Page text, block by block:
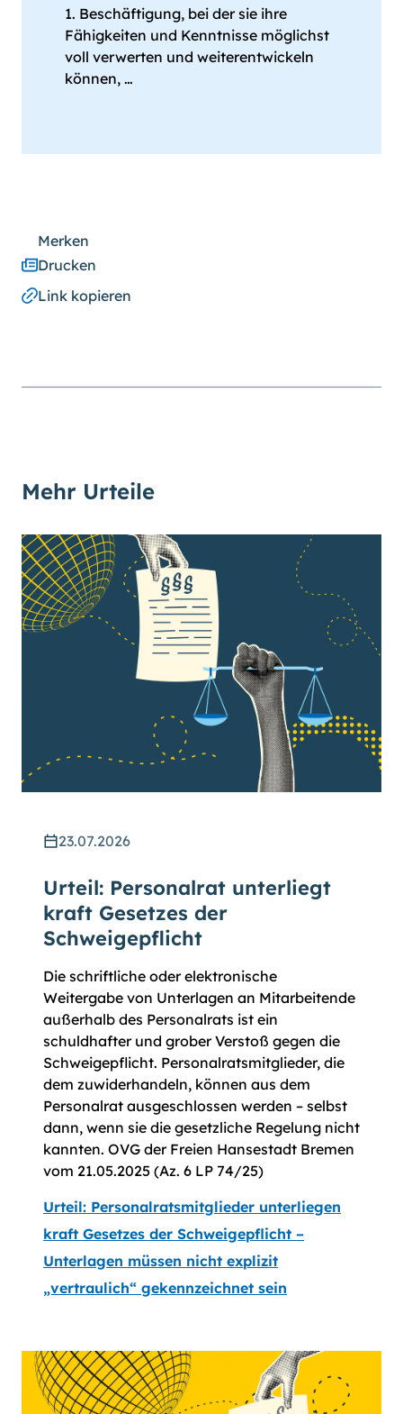
1. Beschäftigung, bei der sie ihre
Fähigkeiten und Kenntnisse möglichst
voll verwerten und weiterentwickeln
können, …
Merken
Drucken
Link kopieren
Mehr Urteile
23.07.2026
Urteil: Personalrat unterliegt
kraft Gesetzes der
Schweigepflicht
Die schriftliche oder elektronische
Weitergabe von Unterlagen an Mitarbeitende
außerhalb des Personalrats ist ein
schuldhafter und grober Verstoß gegen die
Schweigepflicht. Personalratsmitglieder, die
dem zuwiderhandeln, können aus dem
Personalrat ausgeschlossen werden – selbst
dann, wenn sie die gesetzliche Regelung nicht
kannten. OVG der Freien Hansestadt Bremen
vom 21.05.2025 (Az. 6 LP 74/25)
Urteil: Personalratsmitglieder unterliegen
kraft Gesetzes der Schweigepflicht –
Unterlagen müssen nicht explizit
„vertraulich“ gekennzeichnet sein